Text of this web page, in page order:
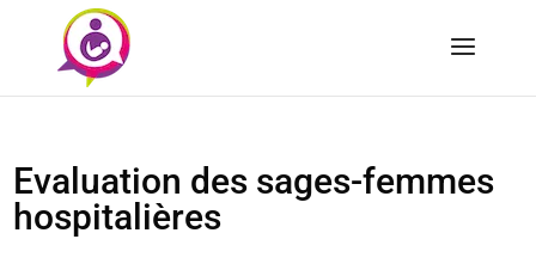
Evaluation des sages-femmes
hospitalières